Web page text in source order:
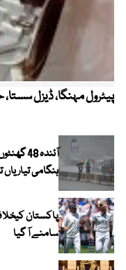
پیٹرول مہنگا، ڈیزل
آئندہ
ہنگامی تیاریاں
سامنے آ گیا